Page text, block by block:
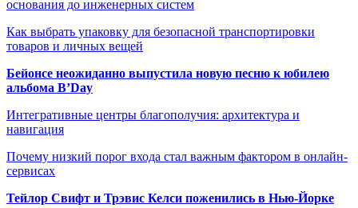
основания до инженерных систем
Как выбрать упаковку для безопасной транспортировки
товаров и личных вещей
Бейонсе неожиданно выпустила новую песню к юбилею
альбома B’Day
Интегративные центры благополучия: архитектура и
навигация
Почему низкий порог входа стал важным фактором в онлайн-
сервисах
Тейлор Свифт и Трэвис Келси поженились в Нью-Йорке